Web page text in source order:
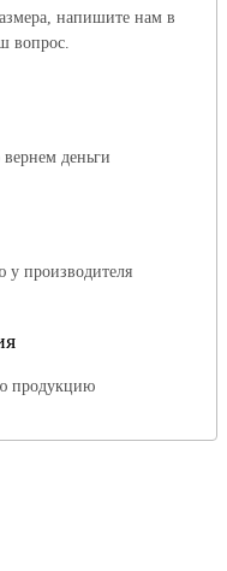
напишите нам в
вопрос.
вернем деньги
у производителя
продукцию